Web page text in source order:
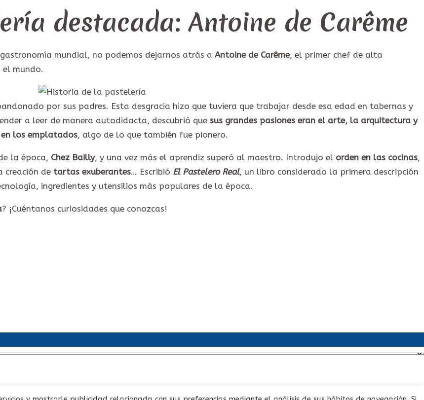
destacada: Antoine de Carême
mundial, no podemos dejarnos atrás a Antoine de Carême, el primer chef de alta
mundo.
por sus padres. Esta desgracia hizo que tuviera que trabajar desde esa edad en tabernas y
a leer de manera autodidacta, descubrió que sus grandes pasiones eran el arte, la arquitectura y
en los emplatados, algo de lo que también fue pionero.
la época, Chez Bailly, y una vez más el aprendiz superó al maestro. Introdujo el orden en las cocinas,
creación de tartas exuberantes… Escribió El Pastelero Real, un libro considerado la primera descripción
ingredientes y utensilios más populares de la época.
? ¡Cuéntanos curiosidades que conozcas!